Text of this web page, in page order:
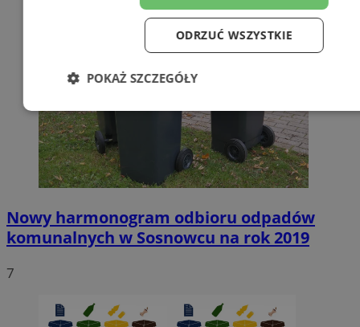
Nowy harmonogram odbioru odpadów
komunalnych w Sosnowcu na rok 2019
7
ODRZUĆ WSZYSTKIE
POKAŻ SZCZEGÓŁY
Niezbędne Wydajność
Funkcjonalność
Niesklasyfikowane